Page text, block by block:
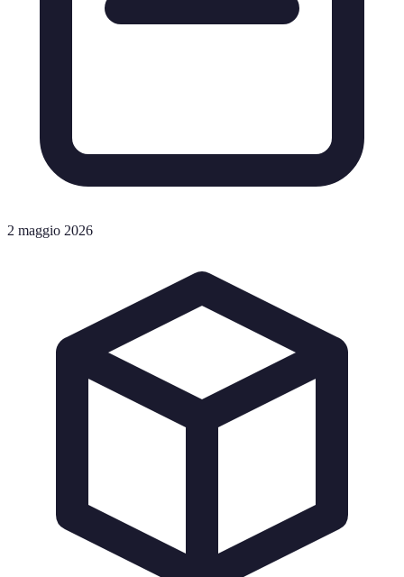
2 maggio 2026